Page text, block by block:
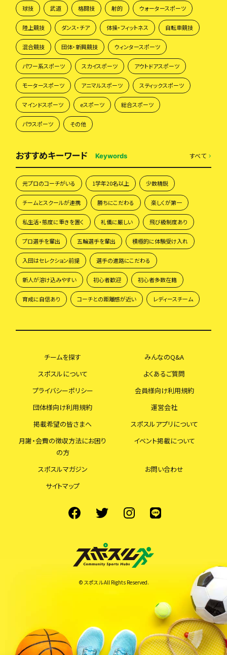
球技 武道 格闘技 射的 ウォータースポーツ
陸上競技 ダンス・チア 体操・フィットネス 自転車競技
混合競技 団体・新興競技 ウィンタースポーツ
パワー系スポーツ スカイスポーツ アウトドアスポーツ
モータースポーツ アニマルスポーツ スティックスポーツ
マインドスポーツ eスポーツ 総合スポーツ
パラスポーツ その他
おすすめキーワード Keywords すべて
元プロのコーチがいる 1学年20名以上 少数精鋭
チームとスクールが連携 勝ちにこだわる 楽しくが第一
私生活・態度に重きを置く 礼儀に厳しい 飛び級制度あり
プロ選手を輩出 五輪選手を輩出 積極的に体験受け入れ
入団はセレクション前提 選手の進路にこだわる
新人が溶け込みやすい 初心者歓迎 初心者多数在籍
育成に自信あり コーチとの距離感が近い レディースチーム
© スポスル All Rights Reserved.
チームを探す
みんなのQ&A
スポスルについて
よくあるご質問
プライバシーポリシー
会員様向け利用規約
団体様向け利用規約
運営会社
掲載希望の皆さまへ
スポスルアプリについて
月謝・会費の徴収方法にお困り
の方
イベント掲載について
スポスルマガジン
お問い合わせ
サイトマップ